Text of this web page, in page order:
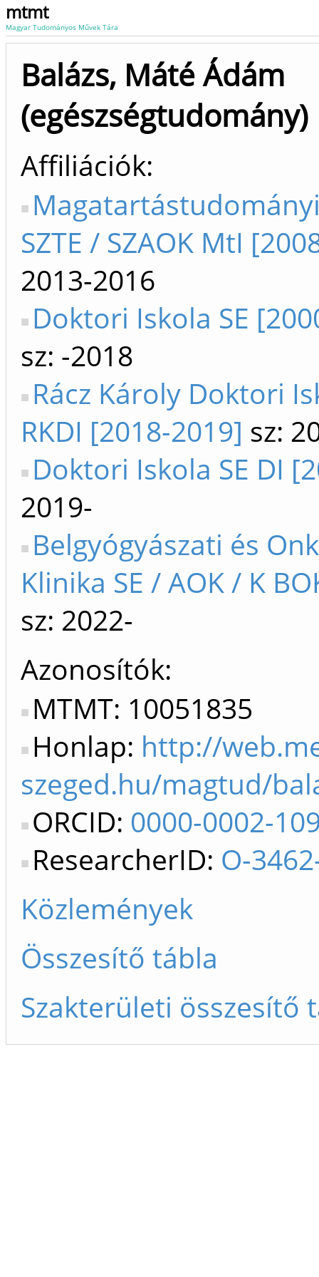
mtmt
Magyar Tudományos Művek Tára
Balázs, Máté Ádám
(egészségtudomány)
Affiliációk
SZTE / SZAOK MtI
2013-2016
Doktori Iskola SE
sz: -2018
Rácz Károly Doktori
RKDI [2018-2019] sz:
Doktori Iskola SE DI
2019-
Belgyógyászati és
Klinika SE / AOK / K
sz: 2022-
Azonosítók
MTMT: 10051835
Honlap: http://
szeged.hu/magtud/
ORCID: 0000-0002-
ResearcherID: O-
Közlemények
Összesítő tábla
Szakterületi összesítő